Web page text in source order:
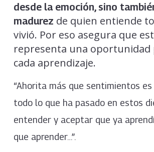
desde la emoción, sino
madurez de quien entiende
vivió. Por eso asegura que
representa una oportunidad
cada aprendizaje.
“Ahorita más que sentimientos
todo lo que ha pasado en estos
entender y aceptar que ya
que aprender…”.